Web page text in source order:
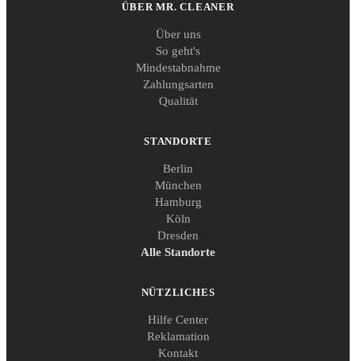
ÜBER MR. CLEANER
Über uns
So geht's
Mindestabnahme
Zahlungsarten
Qualität
STANDORTE
Berlin
München
Hamburg
Köln
Dresden
Alle Standorte
NÜTZLICHES
Hilfe Center
Reklamation
Kontakt